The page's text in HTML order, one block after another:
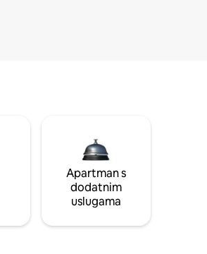
Apartman s
dodatnim
uslugama